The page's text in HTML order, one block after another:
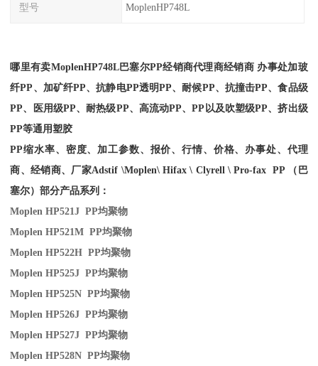
型号 MoplenHP748L
哪里有卖MoplenHP748L巴塞尔PP经销商代理商经销商 办事处加玻
纤PP、加矿纤PP、抗静电PP透明PP、耐候PP、抗撞击PP、食品级
PP、医用级PP、耐热级PP、高流动PP、PP以及吹塑级PP、挤出级
PP等通用塑胶
PP缩水率、密度、加工参数、报价、行情、价格、办事处、代理
商、经销商、厂家Adstif \Moplen\ Hifax \ Clyrell \ Pro-fax PP （巴
塞尔）部分产品系列：
Moplen HP521J PP均聚物
Moplen HP521M PP均聚物
Moplen HP522H PP均聚物
Moplen HP525J PP均聚物
Moplen HP525N PP均聚物
Moplen HP526J PP均聚物
Moplen HP527J PP均聚物
Moplen HP528N PP均聚物